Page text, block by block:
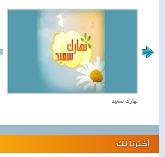
نهارك سعيد
أخترنا لك